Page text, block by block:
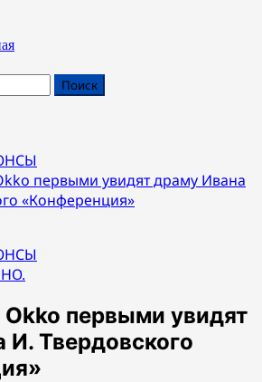
первыми увидят драму Ивана
«Конференция»
первыми увидят
И. Твердовского